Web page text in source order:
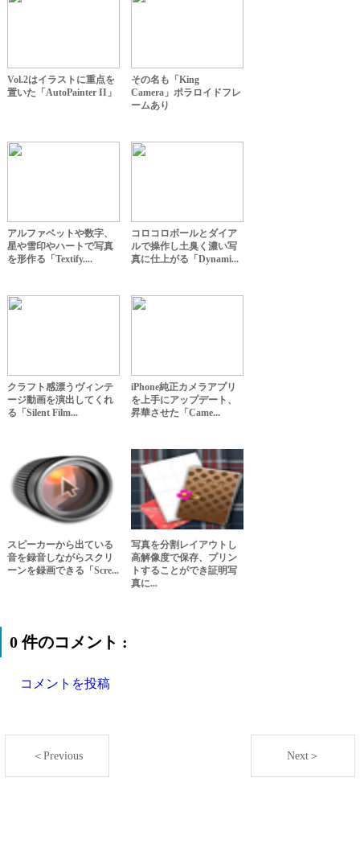
Vol.2はイラストに重点を
置いた「AutoPainter II」
その名も「King
Camera」ポラロイドフレ
ームあり
アルファベットや数字、
星や雪印やハートで写真
を形作る「Textify....
コロコロボールとダイア
ルで操作し土臭く濃い写
真に仕上がる「Dynami...
クラフト感漂うヴィンテ
ージ動画を演出してくれ
る「Silent Film...
iPhone純正カメラアプリ
を上手にアップデート、
昇華させた「Came...
スピーカーから出ている
音を録音しながらスクリ
ーンを録画できる「Scre...
写真を分割レイアウトし
高解像度で保存、プリン
トすることができ証明写
真に...
0 件のコメント :
コメントを投稿
＜Previous Next＞